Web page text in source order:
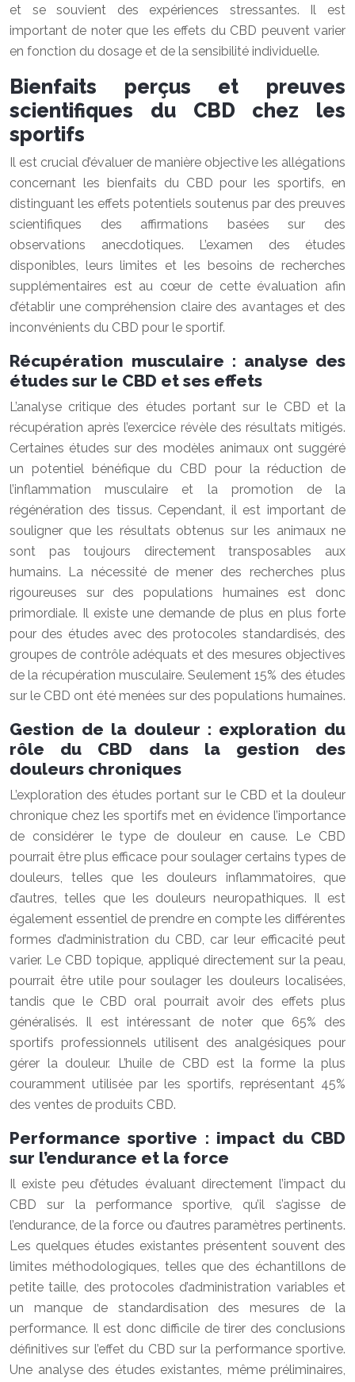
et se souvient des expériences stressantes. Il est
important de noter que les effets du CBD peuvent varier
en fonction du dosage et de la sensibilité individuelle.
Bienfaits perçus et preuves
scientifiques du CBD chez les
sportifs
Il est crucial d’évaluer de manière objective les allégations
concernant les bienfaits du CBD pour les sportifs, en
distinguant les effets potentiels soutenus par des preuves
scientifiques des affirmations basées sur des
observations anecdotiques. L’examen des études
disponibles, leurs limites et les besoins de recherches
supplémentaires est au cœur de cette évaluation afin
d’établir une compréhension claire des avantages et des
inconvénients du CBD pour le sportif.
Récupération musculaire : analyse des
études sur le CBD et ses effets
L’analyse critique des études portant sur le CBD et la
récupération après l’exercice révèle des résultats mitigés.
Certaines études sur des modèles animaux ont suggéré
un potentiel bénéfique du CBD pour la réduction de
l’inflammation musculaire et la promotion de la
régénération des tissus. Cependant, il est important de
souligner que les résultats obtenus sur les animaux ne
sont pas toujours directement transposables aux
humains. La nécessité de mener des recherches plus
rigoureuses sur des populations humaines est donc
primordiale. Il existe une demande de plus en plus forte
pour des études avec des protocoles standardisés, des
groupes de contrôle adéquats et des mesures objectives
de la récupération musculaire. Seulement 15% des études
sur le CBD ont été menées sur des populations humaines.
Gestion de la douleur : exploration du
rôle du CBD dans la gestion des
douleurs chroniques
L’exploration des études portant sur le CBD et la douleur
chronique chez les sportifs met en évidence l’importance
de considérer le type de douleur en cause. Le CBD
pourrait être plus efficace pour soulager certains types de
douleurs, telles que les douleurs inflammatoires, que
d’autres, telles que les douleurs neuropathiques. Il est
également essentiel de prendre en compte les différentes
formes d’administration du CBD, car leur efficacité peut
varier. Le CBD topique, appliqué directement sur la peau,
pourrait être utile pour soulager les douleurs localisées,
tandis que le CBD oral pourrait avoir des effets plus
généralisés. Il est intéressant de noter que 65% des
sportifs professionnels utilisent des analgésiques pour
gérer la douleur. L’huile de CBD est la forme la plus
couramment utilisée par les sportifs, représentant 45%
des ventes de produits CBD.
Performance sportive : impact du CBD
sur l’endurance et la force
Il existe peu d’études évaluant directement l’impact du
CBD sur la performance sportive, qu’il s’agisse de
l’endurance, de la force ou d’autres paramètres pertinents.
Les quelques études existantes présentent souvent des
limites méthodologiques, telles que des échantillons de
petite taille, des protocoles d’administration variables et
un manque de standardisation des mesures de la
performance. Il est donc difficile de tirer des conclusions
définitives sur l’effet du CBD sur la performance sportive.
Une analyse des études existantes, même préliminaires,